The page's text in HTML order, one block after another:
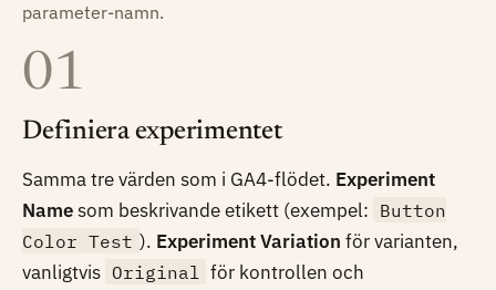
parameter-namn.
01
Definiera experimentet
Samma tre värden som i GA4-flödet. Experiment
Namesom beskrivande etikett (exempel: Button
Color Test ). Experiment Variation för varianten,
vanligtvis Original för kontrollen och